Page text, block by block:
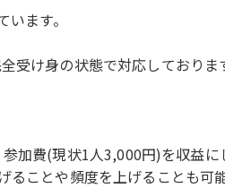
ます。
け身の状態で対応しており
加費(現状1人3,000円)を収益に
ことや頻度を上げることも可